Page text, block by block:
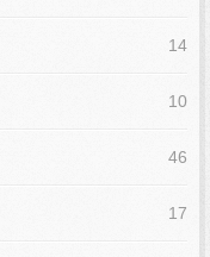
14
10
46
17